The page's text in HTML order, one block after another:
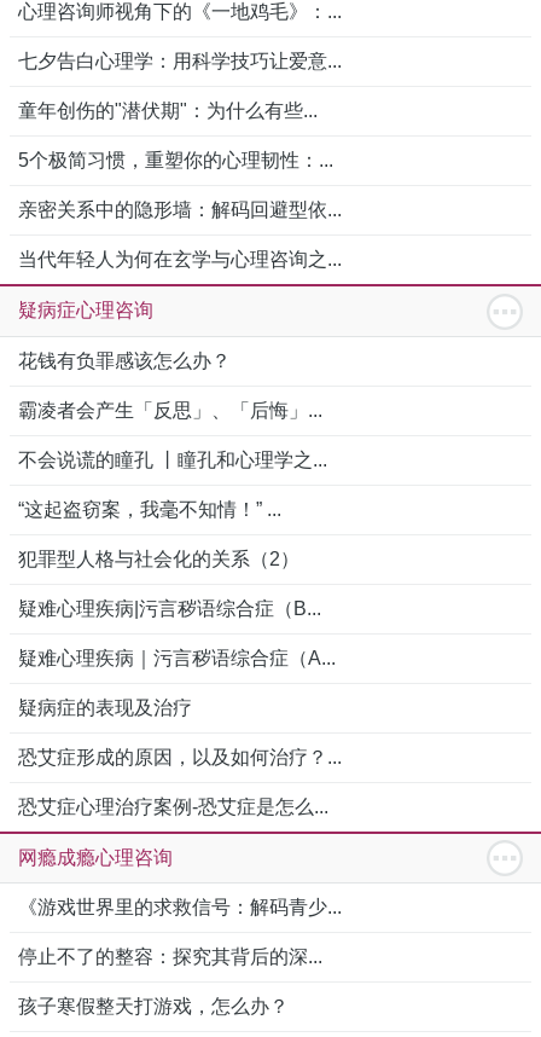
心理咨询师视角下的《一地鸡毛》：...
七夕告白心理学：用科学技巧让爱意...
童年创伤的"潜伏期"：为什么有些...
5个极简习惯，重塑你的心理韧性：...
亲密关系中的隐形墙：解码回避型依...
当代年轻人为何在玄学与心理咨询之...
疑病症心理咨询
花钱有负罪感该怎么办？
霸凌者会产生「反思」、「后悔」...
不会说谎的瞳孔 丨瞳孔和心理学之...
“这起盗窃案，我毫不知情！” ...
犯罪型人格与社会化的关系（2）
疑难心理疾病|污言秽语综合症（B...
疑难心理疾病｜污言秽语综合症（A...
疑病症的表现及治疗
恐艾症形成的原因，以及如何治疗？...
恐艾症心理治疗案例-恐艾症是怎么...
网瘾成瘾心理咨询
《游戏世界里的求救信号：解码青少...
停止不了的整容：探究其背后的深...
孩子寒假整天打游戏，怎么办？